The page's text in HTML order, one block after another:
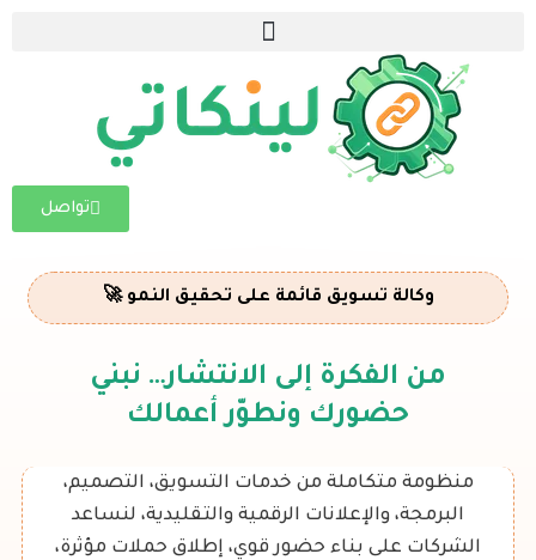
تواصل
وكالة تسويق قائمة على تحقيق النمو 🚀
من الفكرة إلى الانتشار… نبني
حضورك ونطوّر أعمالك
منظومة متكاملة من خدمات التسويق، التصميم،
البرمجة، والإعلانات الرقمية والتقليدية، لنساعد
الشركات على بناء حضور قوي، إطلاق حملات مؤثرة،